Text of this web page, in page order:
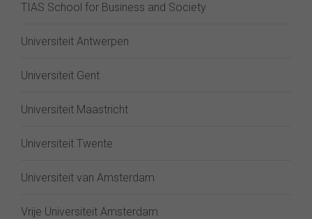
TIAS School for Business and Society
Universiteit Antwerpen
Universiteit Gent
Universiteit Maastricht
Universiteit Twente
Universiteit van Amsterdam
Vrije Universiteit Amsterdam